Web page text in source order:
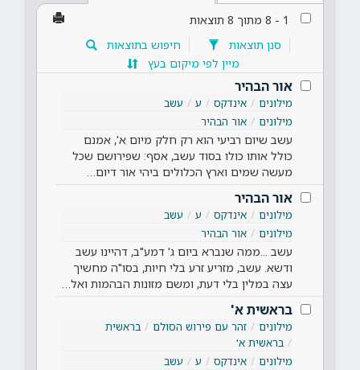
1
-
8 מתוך 8 תוצאות
סנן תוצאות
חיפוש בתוצאות
מיין לפי מיקום בעץ
אור הבהיר
מילונים אינדקס ע
עשב
מילונים
אור הבהיר
עשב שיום רביעי הוא רק חלק מיום א', אמנם
כולל אותו כולו בסוד עשב, אסף: שפירושם שכל
מעשה שמים וארץ הכלולים ביהי אור דיום…
אור הבהיר
מילונים אינדקס ע
עשב
מילונים
אור הבהיר
עשב ...ממה שנברא ביום ג' דמע"ב, דהיינו עשב
ודשא. עשב, מזריע זרע בלי חיות, בסו"ה מחשיך
עצה במלין בלי דעת, ומשם מזונות הבהמות ואל…
בראשית א'
מילונים זהר עם פירוש הסולם
בראשית
בראשית א'
מילונים
אינדקס ע עשב